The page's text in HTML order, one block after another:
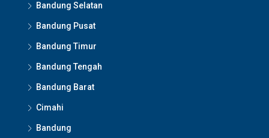
Bandung Selatan
Bandung Pusat
Bandung Timur
Bandung Tengah
Bandung Barat
Cimahi
Bandung